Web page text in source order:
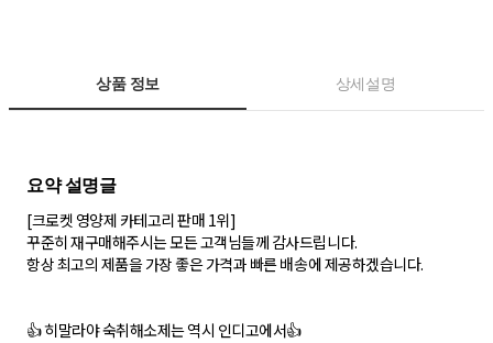
상품 정보 상세설명
요약 설명글
[크로켓 영양제 카테고리 판매 1위]
꾸준히 재구매해주시는 모든 고객님들께 감사드립니다.
항상 최고의 제품을 가장 좋은 가격과 빠른 배송에 제공하겠습니다.
👍 히말라야 숙취해소제는 역시 인디고에서👍